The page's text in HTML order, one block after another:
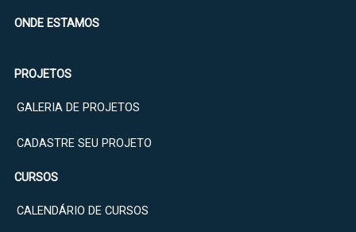
ONDE ESTAMOS
PROJETOS
GALERIA DE PROJETOS
CADASTRE SEU PROJETO
CURSOS
CALENDÁRIO DE CURSOS